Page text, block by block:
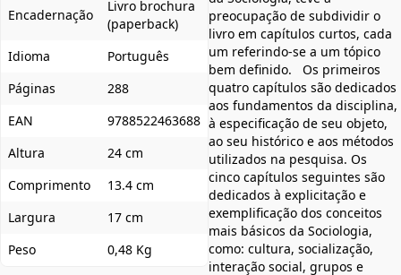
Encadernação
Livro brochura
(paperback)
Idioma
Português
Páginas
288
EAN
9788522463688
Altura
24 cm
Comprimento
13.4 cm
Largura
17 cm
Peso
0,48 Kg
preocupação de subdividir o
livro em capítulos curtos, cada
um referindo-se a um tópico
bem definido. Os primeiros
quatro capítulos são dedicados
aos fundamentos da disciplina,
à especificação de seu objeto,
ao seu histórico e aos métodos
utilizados na pesquisa. Os
cinco capítulos seguintes são
dedicados à explicitação e
exemplificação dos conceitos
mais básicos da Sociologia,
como: cultura, socialização,
interação social, grupos e